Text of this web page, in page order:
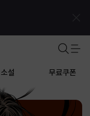
소설 무료쿠폰